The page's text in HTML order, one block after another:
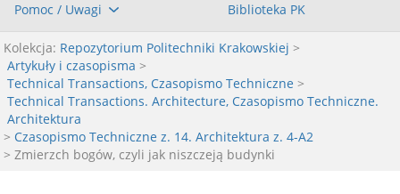
Pomoc / Uwagi Biblioteka PK
Kolekcja: Repozytorium Politechniki Krakowskiej >
Artykuły i czasopisma >
Technical Transactions, Czasopismo Techniczne >
Technical Transactions. Architecture, Czasopismo Techniczne.
Architektura
> Czasopismo Techniczne z. 14. Architektura z. 4-A2
> Zmierzch bogów, czyli jak niszczeją budynki